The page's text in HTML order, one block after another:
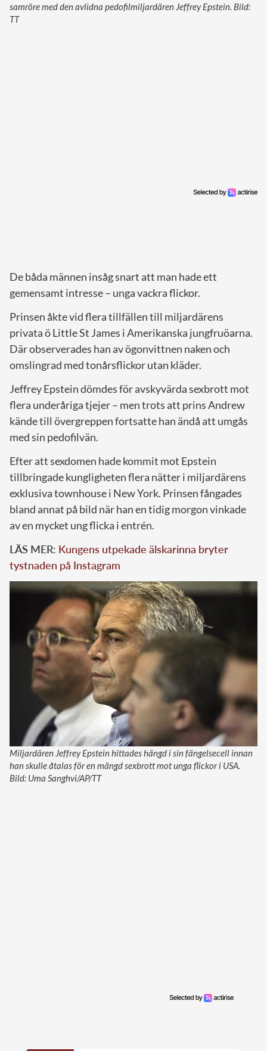
samröre med den avlidna pedofilmiljardären Jeffrey Epstein. Bild:
TT
De båda männen insåg snart att man hade ett
gemensamt intresse – unga vackra flickor.
Prinsen åkte vid flera tillfällen till miljardärens
privata ö Little St James i Amerikanska jungfruöarna.
Där observerades han av ögonvittnen naken och
omslingrad med tonårsflickor utan kläder.
Jeffrey Epstein dömdes för avskyvärda sexbrott mot
flera underåriga tjejer – men trots att prins Andrew
kände till övergreppen fortsatte han ändå att umgås
med sin pedofilvän.
Efter att sexdomen hade kommit mot Epstein
tillbringade kungligheten flera nätter i miljardärens
exklusiva townhouse i New York. Prinsen fångades
bland annat på bild när han en tidig morgon vinkade
av en mycket ung flicka i entrén.
LÄS MER: Kungens utpekade älskarinna bryter
tystnaden på Instagram
Miljardären Jeffrey Epstein hittades hängd i sin fängelsecell innan
han skulle åtalas för en mängd sexbrott mot unga flickor i USA.
Bild: Uma Sanghvi/AP/TT